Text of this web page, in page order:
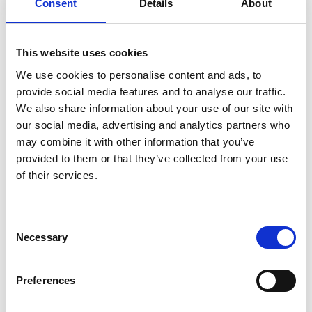
Consent Details About
This website uses cookies
We use cookies to personalise content and ads, to
provide social media features and to analyse our traffic.
We also share information about your use of our site with
our social media, advertising and analytics partners who
may combine it with other information that you’ve
provided to them or that they’ve collected from your use
of their services.
Selection
Necessary
Preferences
Presse & Downloads
5 Gründe, warum Echtzeit-
Tracking für lebensrettende
Logistik unerlässlich ist
Zuverlässigkeit an erster Stelle stehen, ist
die Verfolgungstechnologie zum Rückgrat
der modernen Logistik im
Branchen wie die Biowissenschaften, in